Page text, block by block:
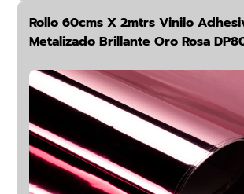
Rollo 60cms X 2mtrs Vinilo
Metalizado Brillante Oro Rosa